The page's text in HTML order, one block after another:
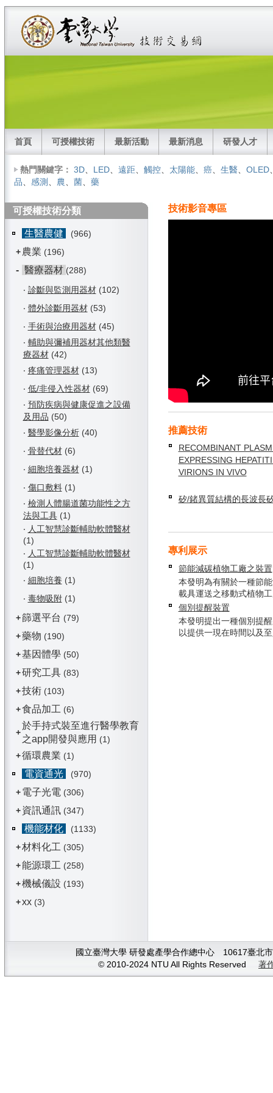
首頁 可授權技術 最新活動 最新消息 研發人才
熱門關鍵字： 3D、 LED、 遠距、 觸控、 太陽能、 癌、 生醫、 OLED
品、 感測 、 農、 菌、 藥
可授權技術分類
生醫農健
(966)
+ 農業 (196)
- 醫療器材 (288)
‧ 診斷與監測用器材(102)
‧ 體外診斷用器材(53)
‧ 手術與治療用器材(45)
‧ 輔助與彌補用器材其他類醫
療器材(42)
‧ 疼痛管理器材(13)
‧ 低/非侵入性器材(69)
‧ 預防疾病與健康促進之設備
及用品 (50)
‧ 醫學影像分析(40)
‧ 骨替代材(6)
‧ 細胞培養器材(1)
‧ 傷口敷料(1)
‧ 檢測人體腸道菌功能性之方
法與工具(1)
‧ 人工智慧診斷輔助軟體醫材
(1)
‧ 人工智慧診斷輔助軟體醫材
(1)
‧ 細胞培養 (1)
‧ 毒物吸附(1)
+篩選平台 (79)
+藥物 (190)
+基因體學 (50)
+研究工具(83)
+技術(103)
+食品加工 (6)
+
於手持式裝至進行醫學教育
之app開發與應用 (1)
+循環農業 (1)
電資通光
(970)
+ 電子光電 (306)
+ 資訊通訊(347)
機能材化
(1133)
+材料化工 (305)
+能源環工 (258)
+機械儀設 (193)
+xx(3)
技術影音專區
推薦技術
RECOMBINANT
EXPRESSING
VIRIONS IN VIVO
矽/鍺異質結構的長波長
專利展示
節能減碳植物工廠之裝置
本發明為有關於一種節
載具運送之移動式植物
個別提醒裝置
本發明提出一種個別提
以提供一現在時間以及
國立臺灣大學 研發處產學合作總中心 10617臺
© 2010-2024 NTU All Rights Reserved 著